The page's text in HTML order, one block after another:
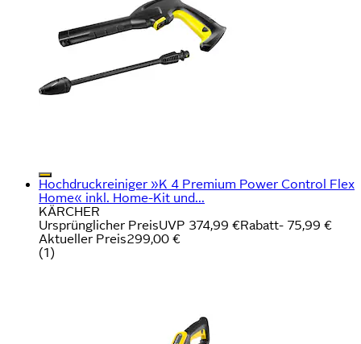
Hochdruckreiniger »K 4 Premium Power Control Flex
Home« inkl. Home-Kit und...
KÄRCHER
Ursprünglicher PreisUVP 374,99 €Rabatt- 75,99 €
Aktueller Preis299,00 €
(1)